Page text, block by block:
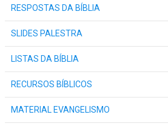
RESPOSTAS DA BÍBLIA
SLIDES PALESTRA
LISTAS DA BÍBLIA
RECURSOS BÍBLICOS
MATERIAL EVANGELISMO